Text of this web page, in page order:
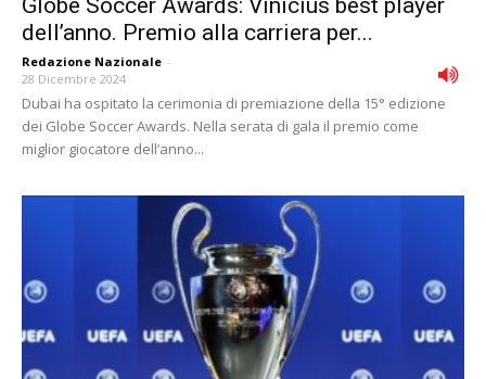
Globe Soccer Awards: Vinicius best player
dell’anno. Premio alla carriera per...
Redazione Nazionale -
28 Dicembre 2024
Dubai ha ospitato la cerimonia di premiazione della 15° edizione
dei Globe Soccer Awards. Nella serata di gala il premio come
miglior giocatore dell’anno...